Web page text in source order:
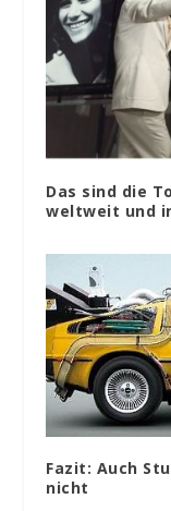
Das sind die
weltweit und
Fazit: Auch
nicht